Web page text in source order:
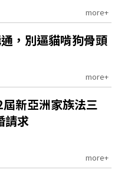
more+
，別逼貓啃狗骨頭
more+
屆新亞洲家族法三
請求
more+